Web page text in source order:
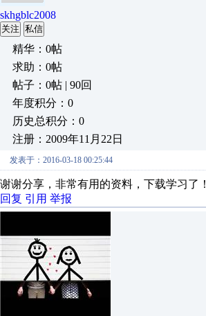
skhgblc2008
关注 私信
精华：0帖
求助：0帖
帖子：0帖 | 90回
年度积分：0
历史总积分：0
注册：2009年11月22日
发表于：2016-03-18 00:25:44
谢谢分享，非常有用的资料，下载学习了！
回复 引用 举报